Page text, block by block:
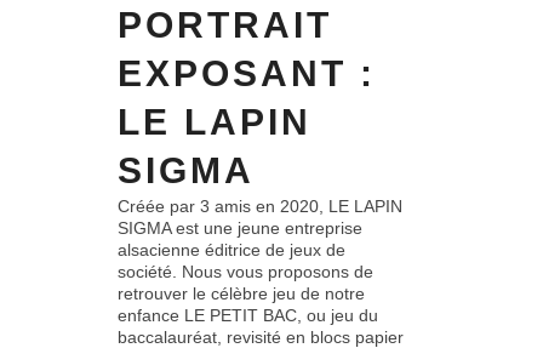
PORTRAIT
EXPOSANT :
LE LAPIN
SIGMA
Créée par 3 amis en 2020, LE LAPIN
SIGMA est une jeune entreprise
alsacienne éditrice de jeux de
société. Nous vous proposons de
retrouver le célèbre jeu de notre
enfance LE PETIT BAC, ou jeu du
baccalauréat, revisité en blocs papier